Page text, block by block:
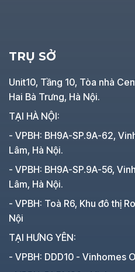
TRỤ SỞ
Unit10, Tầng 10, Tòa nhà
Hai Bà Trưng, Hà Nội.
TẠI HÀ NỘI:
- VPBH: BH9A-SP.9A-62,
Lâm, Hà Nội.
- VPBH: BH9A-SP.9A-56,
Lâm, Hà Nội.
- VPBH: Toà R6, Khu đô thị
Nội
TẠI HƯNG YÊN:
- VPBH: DDD10 - Vinhomes